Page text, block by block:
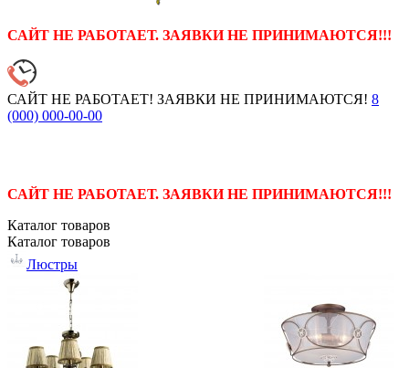
САЙТ НЕ РАБОТАЕТ. ЗАЯВКИ НЕ ПРИНИМАЮТСЯ!!!
САЙТ НЕ РАБОТАЕТ! ЗАЯВКИ НЕ ПРИНИМАЮТСЯ! 8
(000) 000-00-00
САЙТ НЕ РАБОТАЕТ. ЗАЯВКИ НЕ ПРИНИМАЮТСЯ!!!
Каталог товаров
Каталог товаров
Люстры